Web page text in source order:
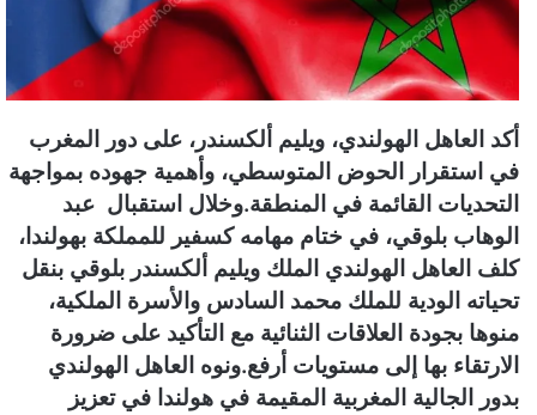
ل
ك
ت
ر
ن
ي
ا
أكد العاهل الهولندي، ويليم ألكسندر، على دور المغرب
في استقرار الحوض المتوسطي، وأهمية جهوده بمواجهة
التحديات القائمة في المنطقة.وخلال استقبال عبد
الوهاب بلوقي، في ختام مهامه كسفير للمملكة بهولندا،
كلف العاهل الهولندي الملك ويليم ألكسندر بلوقي بنقل
تحياته الودية للملك محمد السادس والأسرة الملكية،
منوها بجودة العلاقات الثنائية مع التأكيد على ضرورة
الارتقاء بها إلى مستويات أرفع.ونوه العاهل الهولندي
بدور الجالية المغربية المقيمة في هولندا في تعزيز